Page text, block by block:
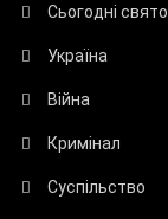
Сьогодні свято
Україна
Війна
Кримінал
Суспільство